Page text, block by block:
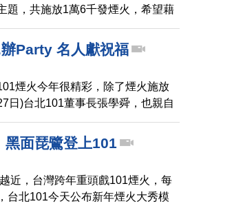
題，共施放1萬6千發煙火，希望藉
北101跨年煙火秀都有不同主題，
，讓台北101決定施放煙火，新唐
密。
Party 名人獻祝福
煙火今年很精彩，除了煙火施放
日)台北101董事長張學舜，也親自
人倒數新年祝福，與直播平台合
，就連辦公大樓1樓，也首度對外
黑面琵鷺登上101
近，台灣跨年重頭戲101煙火，每
台北101今天公布新年煙火大秀模